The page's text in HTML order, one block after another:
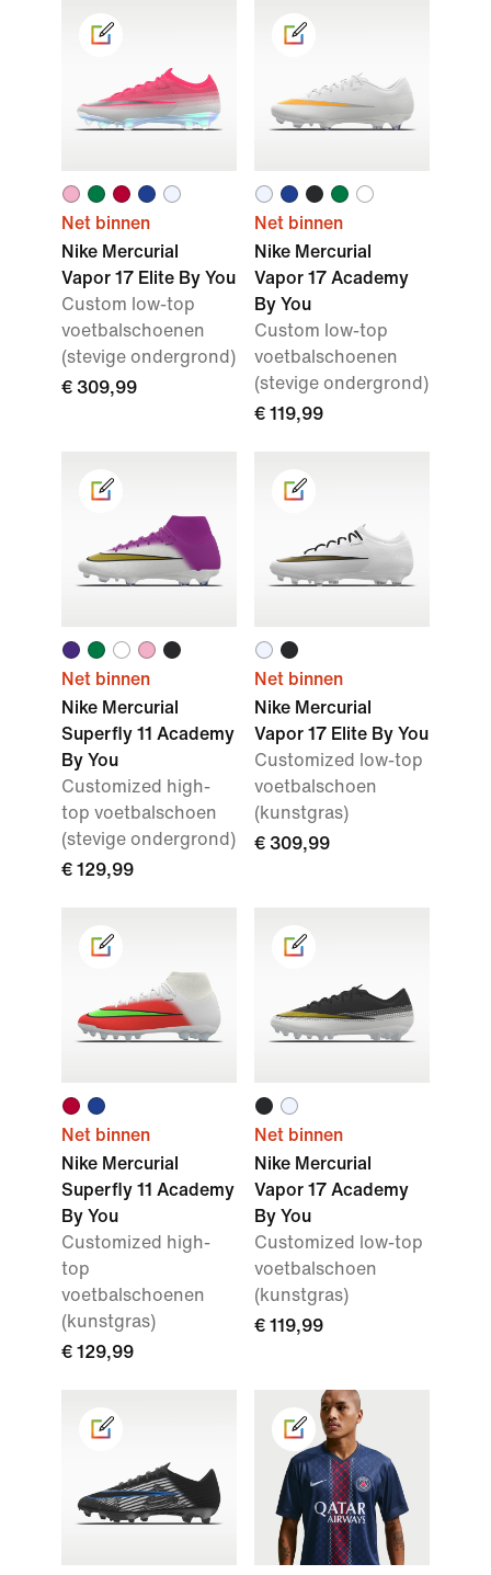
Net binnen
Nike Mercurial
Vapor 17 Elite By You
Custom low-top
voetbalschoenen
(stevige ondergrond)
€ 309,99
Net binnen
Nike Mercurial
Vapor 17 Academy
By You
Custom low-top
voetbalschoenen
(stevige ondergrond)
€ 119,99
Net binnen
Nike Mercurial
Superfly 11 Academy
By You
Customized high-
top voetbalschoen
(stevige ondergrond)
€ 129,99
Net binnen
Nike Mercurial
Vapor 17 Elite By You
Customized low-top
voetbalschoen
(kunstgras)
€ 309,99
Net binnen
Nike Mercurial
Superfly 11 Academy
By You
Customized high-
top
voetbalschoenen
(kunstgras)
€ 129,99
Net binnen
Nike Mercurial
Vapor 17 Academy
By You
Customized low-top
voetbalschoen
(kunstgras)
€ 119,99